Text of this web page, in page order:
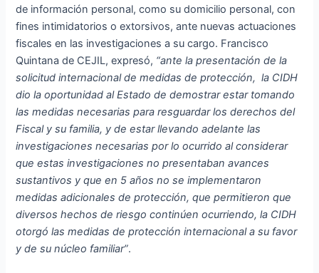
de información personal, como su domicilio personal, con
fines intimidatorios o extorsivos, ante nuevas actuaciones
fiscales en las investigaciones a su cargo. Francisco
Quintana de CEJIL, expresó, “ante la presentación de la
solicitud internacional de medidas de protección, la CIDH
dio la oportunidad al Estado de demostrar estar tomando
las medidas necesarias para resguardar los derechos del
Fiscal y su familia, y de estar llevando adelante las
investigaciones necesarias por lo ocurrido al considerar
que estas investigaciones no presentaban avances
sustantivos y que en 5 años no se implementaron
medidas adicionales de protección, que permitieron que
diversos hechos de riesgo continúen ocurriendo, la CIDH
otorgó las medidas de protección internacional a su favor
y de su núcleo familiar”.